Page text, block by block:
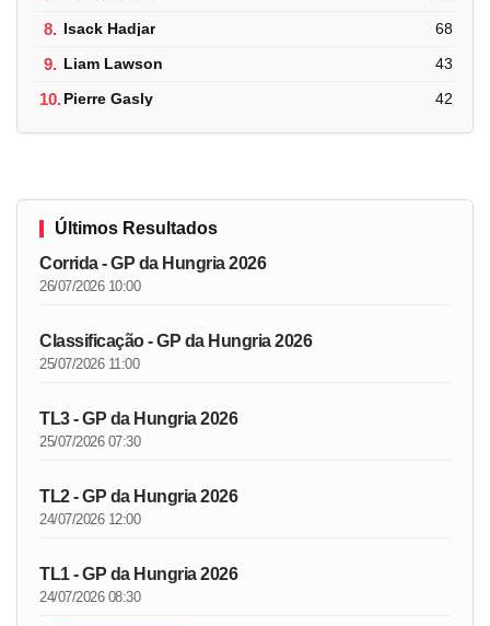
8. Isack Hadjar 68
9. Liam Lawson 43
10.Pierre Gasly 42
Últimos Resultados
Corrida - GP da Hungria 2026
26/07/2026 10:00
Classificação - GP da Hungria 2026
25/07/2026 11:00
TL3 - GP da Hungria 2026
25/07/2026 07:30
TL2 - GP da Hungria 2026
24/07/2026 12:00
TL1 - GP da Hungria 2026
24/07/2026 08:30